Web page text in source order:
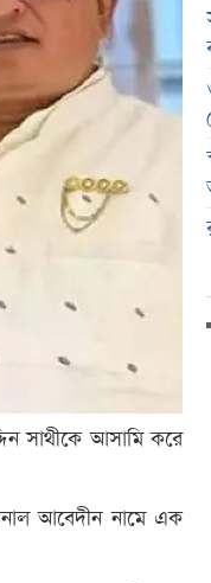
সাথীকে আসামি করে
আবেদীন নামে এক